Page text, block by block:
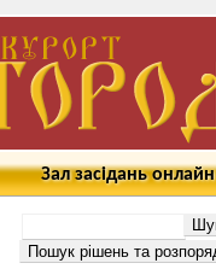
Зал засідань онлайн